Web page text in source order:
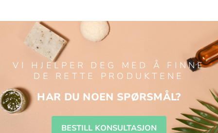
VI HJELPER DEG MED Å FINNE
DE RETTE PRODUKTENE
HAR DU NOEN SPØRSMÅL?
BESTILL KONSULTASJON